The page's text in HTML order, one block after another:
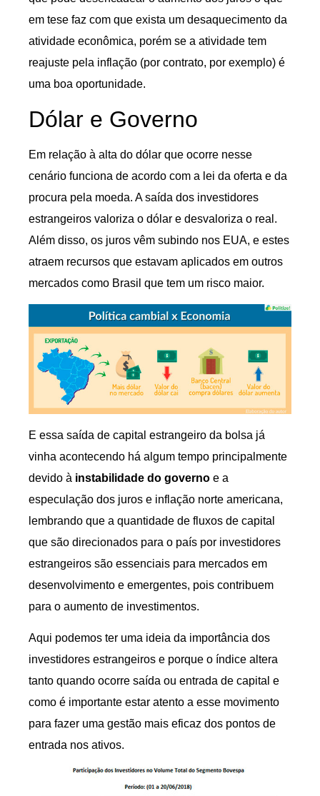
em tese faz com que exista um desaquecimento da
atividade econômica, porém se a atividade tem
reajuste pela inflação (por contrato, por exemplo) é
uma boa oportunidade.
Dólar e Governo
Em relação à alta do dólar que ocorre nesse
cenário funciona de acordo com a lei da oferta e da
procura pela moeda. A saída dos investidores
estrangeiros valoriza o dólar e desvaloriza o real.
Além disso, os juros vêm subindo nos EUA, e estes
atraem recursos que estavam aplicados em outros
mercados como Brasil que tem um risco maior.
E essa saída de capital estrangeiro da bolsa já
vinha acontecendo há algum tempo principalmente
devido à instabilidade do governo e a
especulação dos juros e inflação norte americana,
lembrando que a quantidade de fluxos de capital
que são direcionados para o país por investidores
estrangeiros são essenciais para mercados em
desenvolvimento e emergentes, pois contribuem
para o aumento de investimentos.
Aqui podemos ter uma ideia da importância dos
investidores estrangeiros e porque o índice altera
tanto quando ocorre saída ou entrada de capital e
como é importante estar atento a esse movimento
para fazer uma gestão mais eficaz dos pontos de
entrada nos ativos.